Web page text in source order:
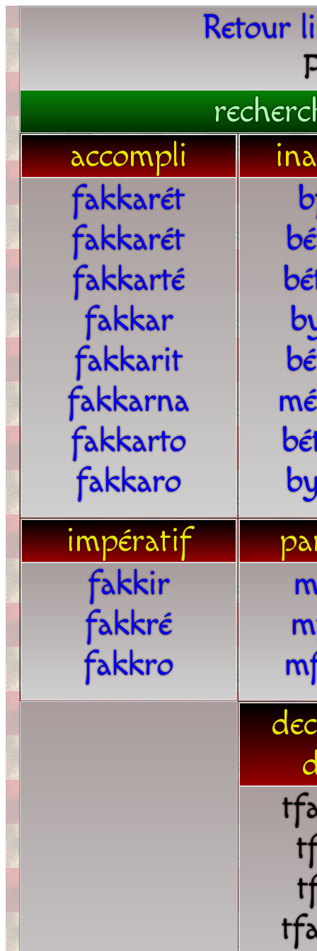
Retour
accompli
fakkarét
fakkarét
fakkarté
fakkar
fakkarit
fakkarna
fakkarto
fakkaro
impératif
fakkir
fakkré
fakkro